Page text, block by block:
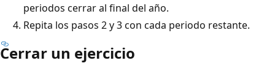
periodos cerrar al final del año.
Repita los pasos 2 y 3 con cada periodo restante.
Cerrar un ejercicio